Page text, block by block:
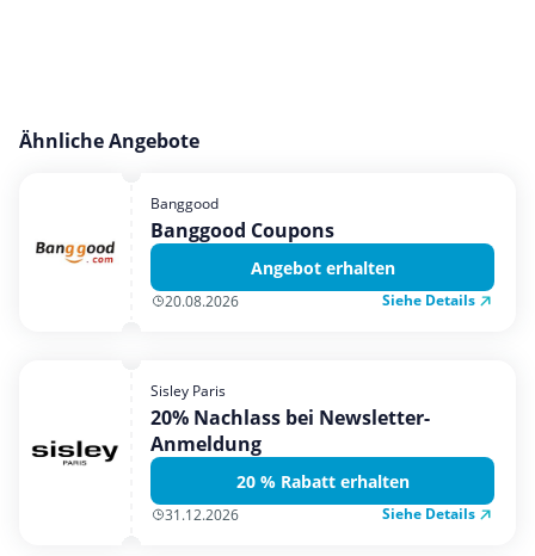
Ähnliche Angebote
Banggood
Banggood Coupons
Angebot erhalten
20.08.2026 Siehe Details
Sisley Paris
20% Nachlass bei Newsletter-
Anmeldung
20 % Rabatt erhalten
31.12.2026 Siehe Details